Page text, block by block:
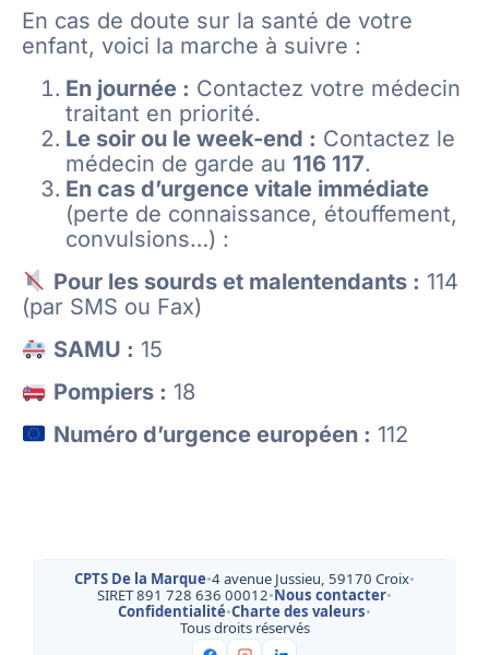
En cas de doute sur la santé de votre
enfant, voici la marche à suivre :
En journée : Contactez votre médecin
traitant en priorité.
Le soir ou le week-end : Contactez le
médecin de garde au 116 117.
En cas d’urgence vitale immédiate
(perte de connaissance, étouffement,
convulsions…) :
Pour les sourds et malentendants : 114
(par SMS ou Fax)
SAMU : 15
Pompiers : 18
Numéro d’urgence européen : 112
CPTS De la Marque•4 avenue Jussieu, 59170 Croix•
SIRET 891 728 636 00012•Nous contacter•
Confidentialité•Charte des valeurs•
Tous droits réservés